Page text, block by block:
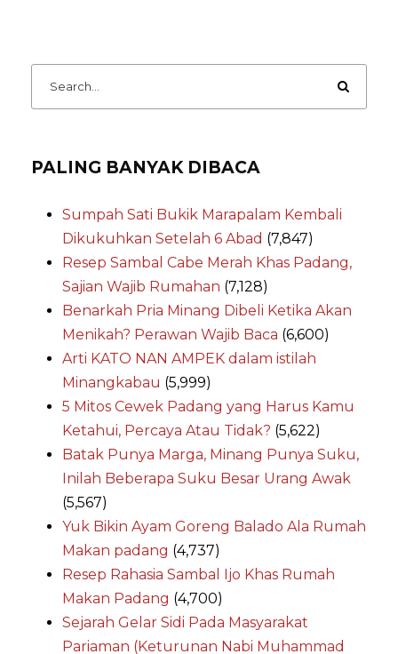
PALING BANYAK DIBACA
Sumpah Sati Bukik Marapalam Kembali
Dikukuhkan Setelah 6 Abad (7,847)
Resep Sambal Cabe Merah Khas Padang,
Sajian Wajib Rumahan (7,128)
Benarkah Pria Minang Dibeli Ketika Akan
Menikah? Perawan Wajib Baca (6,600)
Arti KATO NAN AMPEK dalam istilah
Minangkabau (5,999)
5 Mitos Cewek Padang yang Harus Kamu
Ketahui, Percaya Atau Tidak? (5,622)
Batak Punya Marga, Minang Punya Suku,
Inilah Beberapa Suku Besar Urang Awak
(5,567)
Yuk Bikin Ayam Goreng Balado Ala Rumah
Makan padang (4,737)
Resep Rahasia Sambal Ijo Khas Rumah
Makan Padang (4,700)
Sejarah Gelar Sidi Pada Masyarakat
Pariaman (Keturunan Nabi Muhammad